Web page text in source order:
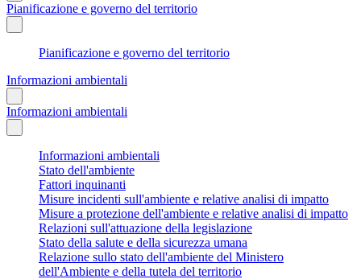
Pianificazione e governo del territorio
Pianificazione e governo del territorio
Informazioni ambientali
Informazioni ambientali
Informazioni ambientali
Stato dell'ambiente
Fattori inquinanti
Misure incidenti sull'ambiente e relative analisi di impatto
Misure a protezione dell'ambiente e relative analisi di impatto
Relazioni sull'attuazione della legislazione
Stato della salute e della sicurezza umana
Relazione sullo stato dell'ambiente del Ministero
dell'Ambiente e della tutela del territorio